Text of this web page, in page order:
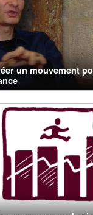
un mouvement